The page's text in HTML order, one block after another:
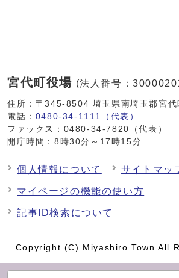
宮代町役場 (法人番号：
住所：〒345-8504 埼玉県南埼玉郡宮
電話： 0480-34-1111（代表）
ファックス：0480-34-7820（代表）
開庁時間：8時30分～17時15分
個人情報について サイトマッ
マイページの機能の使い方
記事ID検索について
Copyright (C) Miyashiro Town All